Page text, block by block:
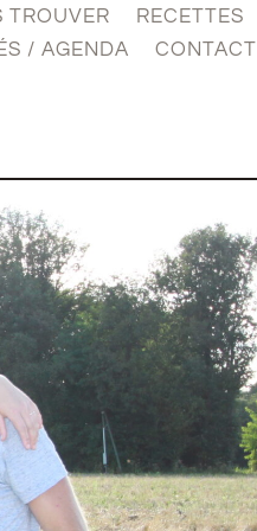
TROUVER
RECETTES
/ AGENDA
CONTACT